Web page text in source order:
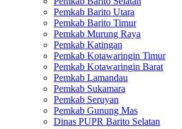
Pemkab Barito Utara
Pemkab Barito Timur
Pemkab Murung Raya
Pemkab Katingan
Pemkab Kotawaringin Timur
Pemkab Kotawaringin Barat
Pemkab Lamandau
Pemkab Sukamara
Pemkab Seruyan
Pemkab Gunung Mas
Dinas PUPR Barito Selatan